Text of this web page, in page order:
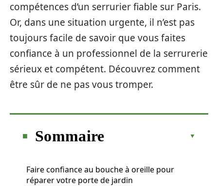
compétences d’un serrurier fiable sur Paris.
Or, dans une situation urgente, il n’est pas
toujours facile de savoir que vous faites
confiance à un professionnel de la serrurerie
sérieux et compétent. Découvrez comment
être sûr de ne pas vous tromper.
Sommaire
Faire confiance au bouche à oreille pour
réparer votre porte de jardin